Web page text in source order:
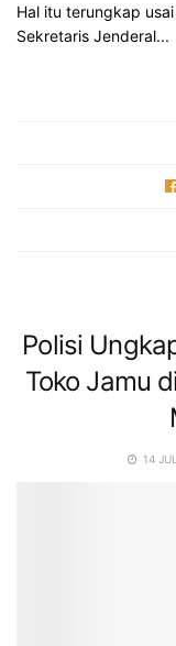
Hal itu terungkap
Sekretaris Jenderal...
Polisi
Toko Jamu
14